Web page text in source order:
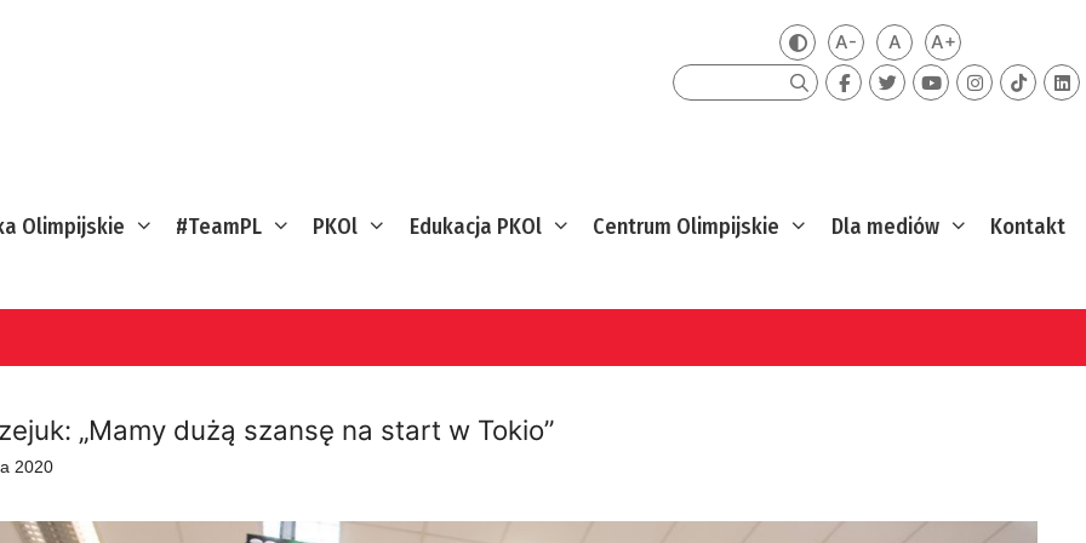
Zmień kontrast
A-Mniejsza czcionka
ADomyślna czcionka
A+Większa
Szukaj
Olimpijskie #TeamPL PKOl Edukacja PKOl Centrum Olimpijskie Dla mediów Kontakt
„Mamy dużą szansę na start w Tokio”
2020